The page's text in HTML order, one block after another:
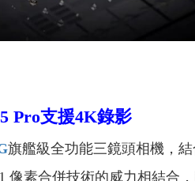
Pro支援4K錄影
旗艦級全功能三鏡頭相機，
像素合併技術的威力相結